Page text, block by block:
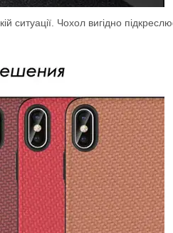
ситуації. Чохол вигідно